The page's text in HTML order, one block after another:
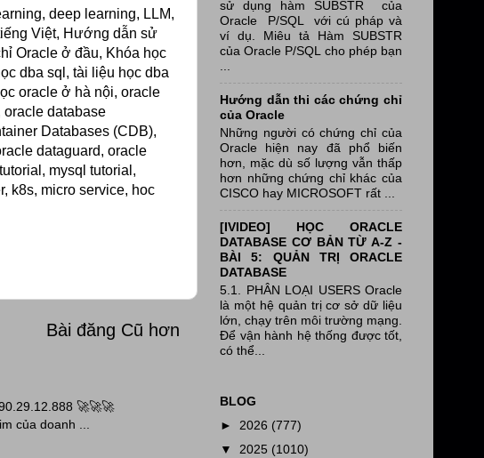
deep learning, LLM,
Việt, Hướng dẫn sử
Oracle ở đầu, Khóa học
dba sql, tài liệu học dba
oracle ở hà nội, oracle
oracle database
Databases (CDB),
dataguard, oracle
mysql tutorial,
k8s, micro service, hoc
Bài đăng Cũ hơn
🚀🚀🚀
của doanh ...
sử dụng hàm SUBSTR của
Oracle P/SQL với cú pháp và
ví dụ. Miêu tả Hàm SUBSTR
của Oracle P/SQL cho phép bạn
Hướng dẫn thi các chứng chỉ
của Oracle
Những người có chứng chỉ của
Oracle hiện nay đã phổ biến
hơn, mặc dù số lượng vẫn thấp
hơn những chứng chỉ khác của
CISCO hay MICROSOFT rất ...
[IVIDEO] HỌC ORACLE
DATABASE CƠ BẢN TỪ A-Z -
BÀI 5: QUẢN TRỊ ORACLE
DATABASE
5.1. PHÂN LOẠI USERS Oracle
là một hệ quản trị cơ sở dữ liệu
lớn, chạy trên môi trường mạng.
Để vận hành hệ thống được tốt,
có thể...
BLOG
► 2026 (777)
▼ 2025 (1010)